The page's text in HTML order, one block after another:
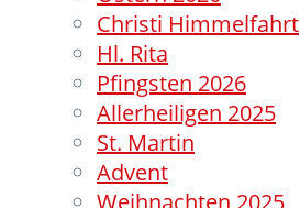
Christi Himmelfahrt
Hl. Rita
Pfingsten 2026
Allerheiligen 2025
St. Martin
Advent
Weihnachten 2025